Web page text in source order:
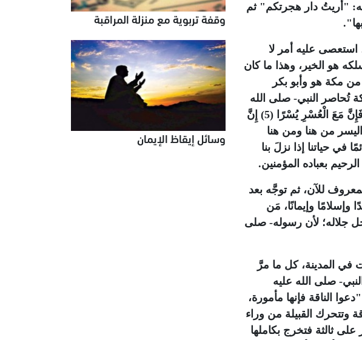
"أُريتُ دار هجرتكم"ثم
.
استعصى عليه أمر لا
هو الخير، وهذا ما كان
مكة هو وأبو بكر
تُحاصر النبي- صلى الله
﴿فَإِنَّ مَعَ الْعُسْرِ يُسْرًا (5) إِنَّ
من هنا ومن هنا
في حياتنا إذا نزلَ بنا
بعباده المؤمنين.
للآن، ثم توجَّه بعد
وإسلامًا وإيمانًا، مَن
جلاله؛ لأن رسوله- صلى
في المدينة، كل ما مرَّ
صلى الله عليه
"دعوا الناقة فإنها مأمورة،
وتتحرك القبيلة من وراء
ثالثة فتخرج بكاملها
وقفة تربوية مع منزلة المراقبة
وسائل إيقاظ الإيمان